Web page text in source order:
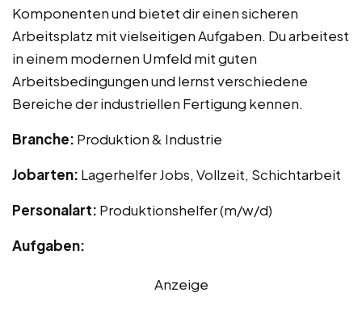
Komponenten und bietet dir einen sicheren
Arbeitsplatz mit vielseitigen Aufgaben. Du arbeitest
in einem modernen Umfeld mit guten
Arbeitsbedingungen und lernst verschiedene
Bereiche der industriellen Fertigung kennen.
Branche: Produktion & Industrie
Jobarten: Lagerhelfer Jobs, Vollzeit, Schichtarbeit
Personalart: Produktionshelfer (m/w/d)
Aufgaben:
Anzeige